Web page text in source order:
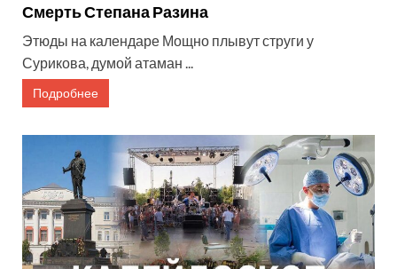
Смерть Степана Разина
Этюды на календаре Мощно плывут струги у
Сурикова, думой атаман ...
Подробнее